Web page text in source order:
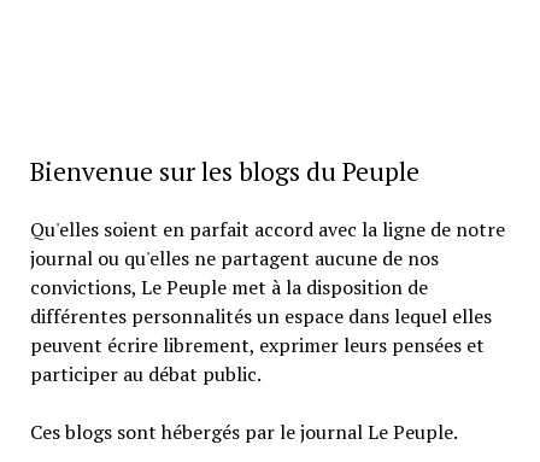
Bienvenue sur les blogs du Peuple
Qu'elles soient en parfait accord avec la ligne de notre
journal ou qu'elles ne partagent aucune de nos
convictions, Le Peuple met à la disposition de
différentes personnalités un espace dans lequel elles
peuvent écrire librement, exprimer leurs pensées et
participer au débat public.
Ces blogs sont hébergés par le journal Le Peuple.